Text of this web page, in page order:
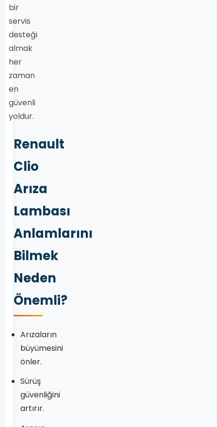
bir
servis
desteği
almak
her
zaman
en
güvenli
yoldur.
Renault
Clio
Arıza
Lambası
Anlamlarını
Bilmek
Neden
Önemli?
Arızaların
büyümesini
önler.
Sürüş
güvenliğini
artırır.